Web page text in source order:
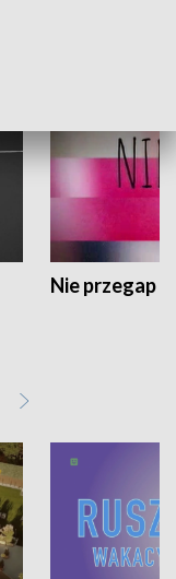
Nie przegap